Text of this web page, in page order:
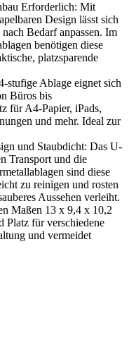
Erforderlich: Mit
Design lässt sich
Bedarf anpassen. Im
benötigen diese
platzsparende
stufige Ablage eignet sich
Büros bis
für A4-Papier, iPads,
und mehr. Ideal zur
und Staubdicht: Das U-
Transport und die
sind diese
zu reinigen und rosten
Aussehen verleiht.
Maßen 13 x 9,4 x 10,2
Platz für verschiedene
und vermeidet